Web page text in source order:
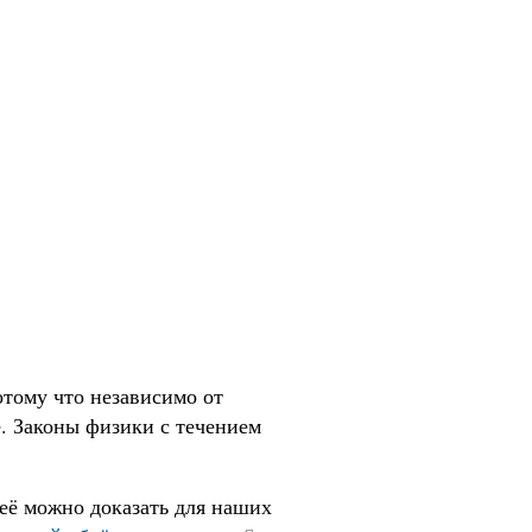
что независимо от
Законы физики с течением
можно доказать для наших